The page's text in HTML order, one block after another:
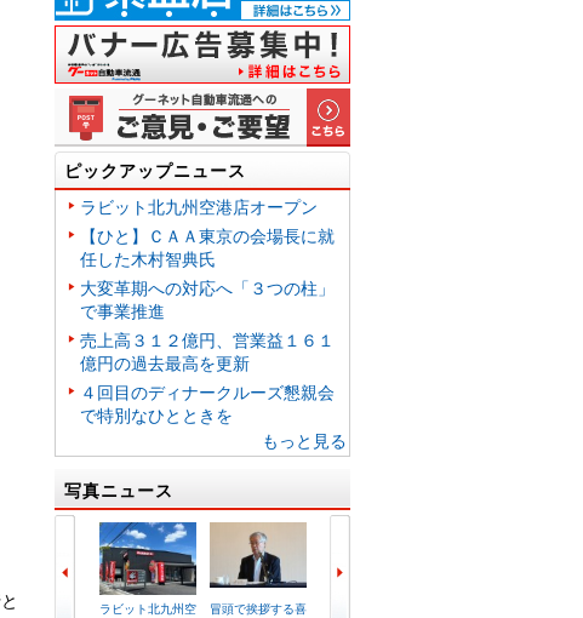
ピックアップニュース
ラビット北九州空港店オープン
【ひと】ＣＡＡ東京の会場長に就
任した木村智典氏
大変革期への対応へ「３つの柱」
で事業推進
売上高３１２億円、営業益１６１
億円の過去最高を更新
４回目のディナークルーズ懇親会
で特別なひとときを
もっと見る
写真ニュース
ラビット北九州空
冒頭で挨拶する喜